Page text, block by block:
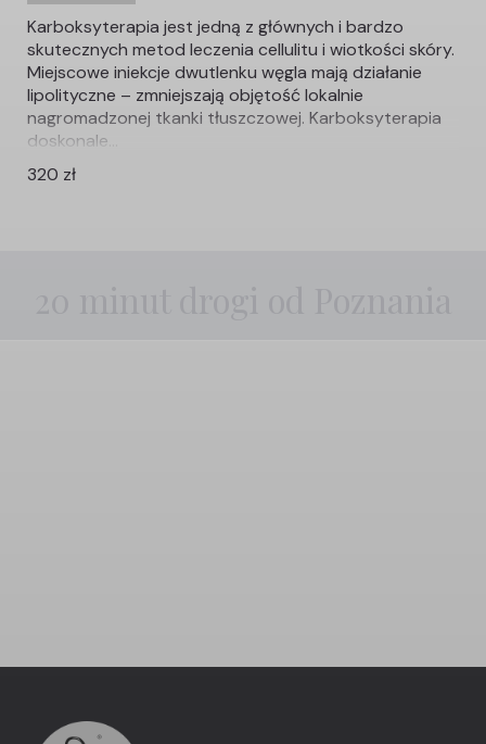
Karboksyterapia jest jedną z głównych i bardzo
skutecznych metod leczenia cellulitu i wiotkości skóry.
Miejscowe iniekcje dwutlenku węgla mają działanie
lipolityczne – zmniejszają objętość lokalnie
nagromadzonej tkanki tłuszczowej. Karboksyterapia
doskonale...
320 zł